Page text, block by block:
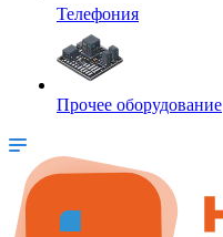
Телефония
Прочее оборудование